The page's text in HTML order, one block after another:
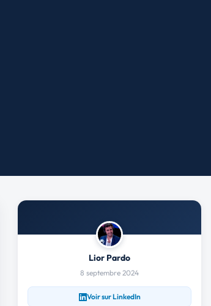
Lior Pardo
8 septembre 2024
Voir sur LinkedIn